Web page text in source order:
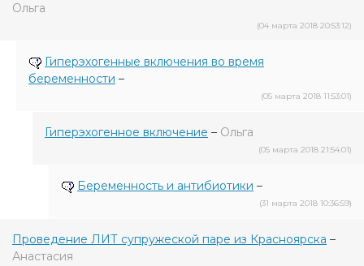
Ольга
(04 марта 2018 20:53:12)
Гиперэхогенные включения во время
беременности –
(05 марта 2018 11:53:01)
Гиперэхогенное включение – Ольга
(05 марта 2018 21:54:01)
Беременность и антибиотики –
(31 марта 2018 10:36:59)
Проведение ЛИТ супружеской паре из Красноярска –
Анастасия